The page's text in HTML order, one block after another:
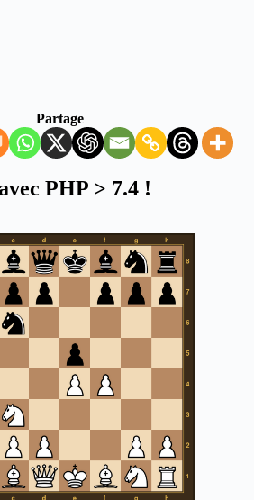
Partage
PHP > 7.4 !